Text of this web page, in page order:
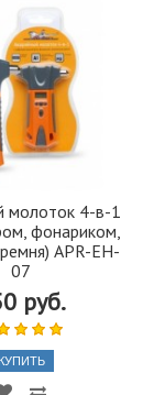
молоток 4-в-1
фонариком,
APR-EH-
07
руб.
КУПИТЬ